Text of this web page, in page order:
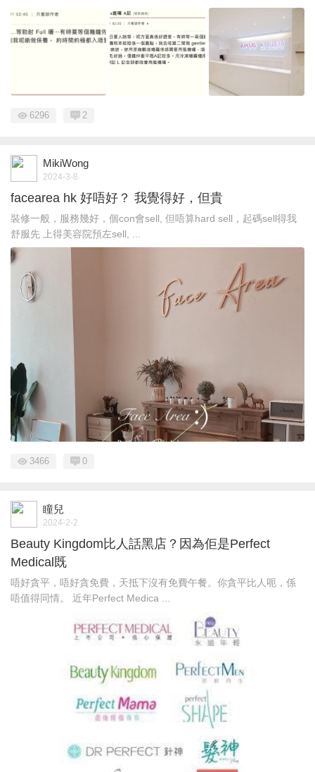
6296 2
MikiWong
2024-3-8
facearea hk 好唔好？ 我覺得好，但貴
裝修一般，服務幾好，個con會sell, 但唔算hard sell，起碼sell得我
舒服先 上得美容院預左sell, ...
3466 0
瞳兒
2024-2-2
Beauty Kingdom比人話黑店？因為佢是Perfect
Medical既
唔好貪平，唔好貪免費，天抵下沒有免費午餐。你貪平比人呃，係
唔值得同情。 近年Perfect Medica ...